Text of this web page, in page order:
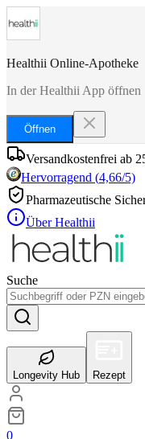
Healthii Online-Apotheke
In der Healthii App öffnen
Öffnen
Versandkostenfrei ab
Hervorragend (4,66/5)
Pharmazeutische
Über Healthii
Suche
Longevity Hub Rezept
0